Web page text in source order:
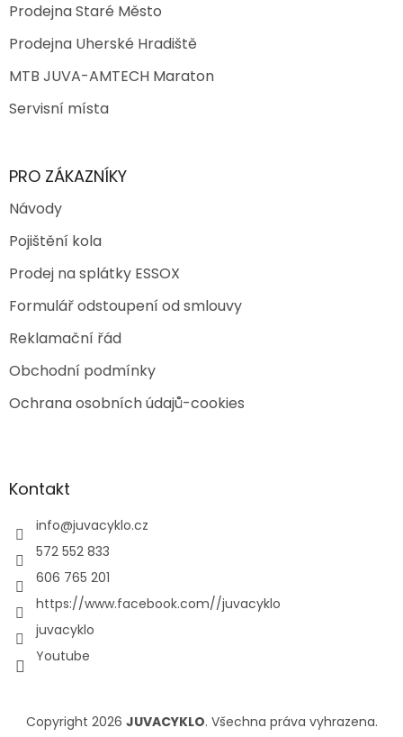
Prodejna Staré Město
Prodejna Uherské Hradiště
MTB JUVA-AMTECH Maraton
Servisní místa
PRO ZÁKAZNÍKY
Návody
Pojištění kola
Prodej na splátky ESSOX
Formulář odstoupení od smlouvy
Reklamační řád
Obchodní podmínky
Ochrana osobních údajů-cookies
Kontakt
info@juvacyklo.cz
572 552 833
606 765 201
https://www.facebook.com//juvacyklo
juvacyklo
Youtube
Copyright 2026 JUVACYKLO. Všechna práva vyhrazena.